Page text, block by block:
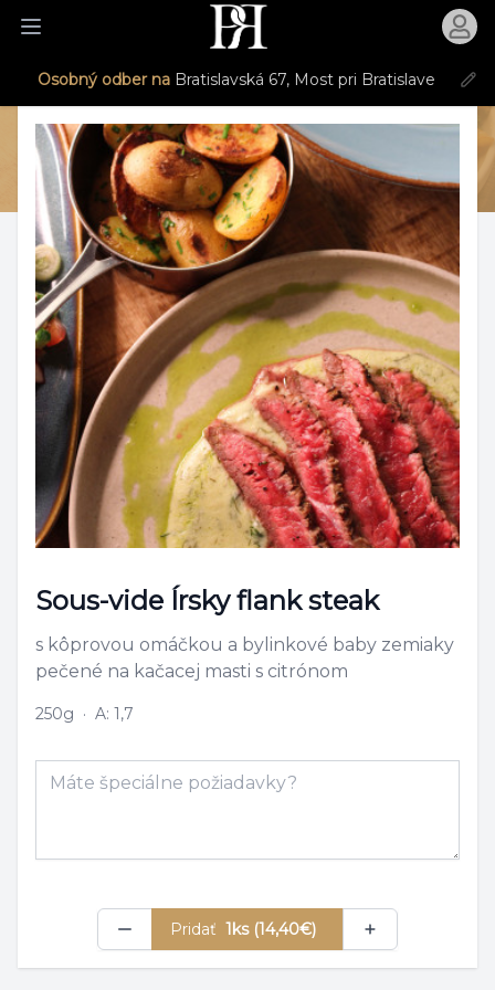
Otvoriť menu
Osobný odber na Bratislavská 67, Most pri Bratislave
Sous-vide Írsky flank steak
s kôprovou omáčkou a bylinkové baby zemiaky
pečené na kačacej masti s citrónom
250g · A: 1,7
Pridať 1ks (14,40€)